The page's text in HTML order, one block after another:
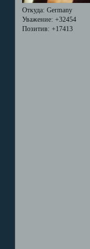
Откуда: Germany
Уважение: +32454
Позитив: +17413